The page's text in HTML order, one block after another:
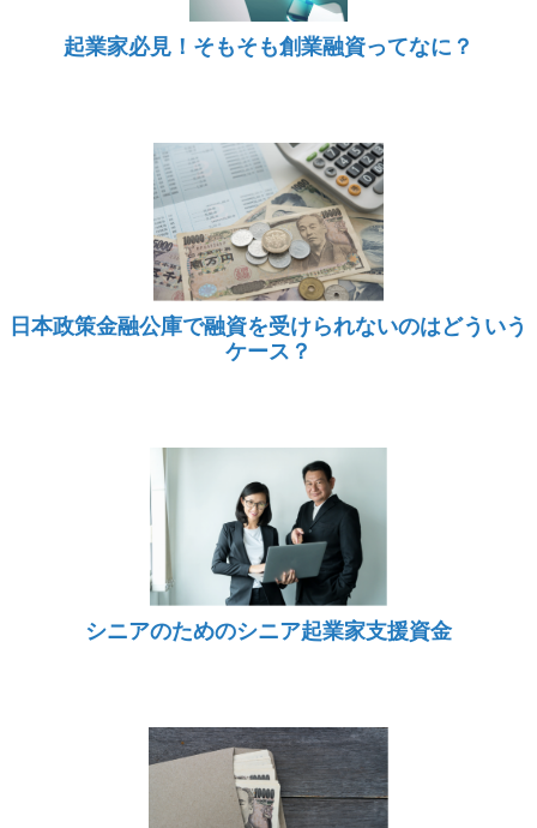
起業家必見！そもそも創業融資ってなに？
日本政策金融公庫で融資を受けられないのはどういう
ケース？
シニアのためのシニア起業家支援資金